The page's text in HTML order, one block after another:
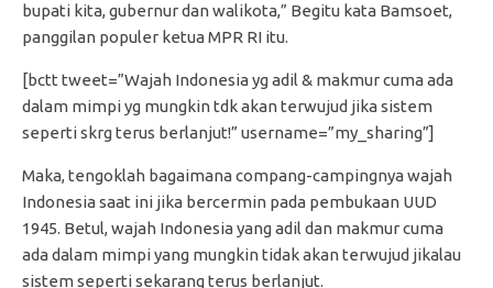
bupati kita, gubernur dan walikota,” Begitu kata Bamsoet,
panggilan populer ketua MPR RI itu.
[bctt tweet=”Wajah Indonesia yg adil & makmur cuma ada
dalam mimpi yg mungkin tdk akan terwujud jika sistem
seperti skrg terus berlanjut!” username=”my_sharing”]
Maka, tengoklah bagaimana compang-campingnya wajah
Indonesia saat ini jika bercermin pada pembukaan UUD
1945. Betul, wajah Indonesia yang adil dan makmur cuma
ada dalam mimpi yang mungkin tidak akan terwujud jikalau
sistem seperti sekarang terus berlanjut.